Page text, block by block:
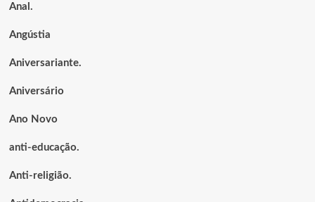
Anal.
Angústia
Aniversariante.
Aniversário
Ano Novo
anti-educação.
Anti-religião.